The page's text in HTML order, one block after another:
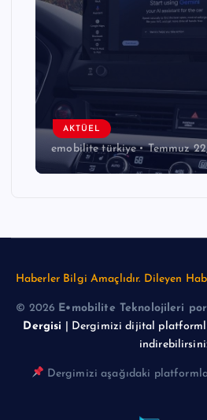
22, 2026
Haberler Bilgi Amaçlıdır. Dileyen
© 2026 E•mobilite Teknolojileri
Dergisi | Dergimizi dijital
Dergimizi aşağıdaki